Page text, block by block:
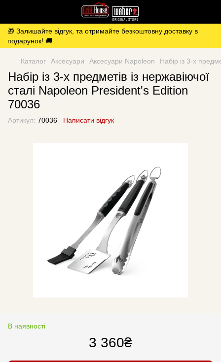
🎁 Залишайте відгук, та отримайте безкоштовну доставку в
подарунок! 🚚
Каталог Аксесуари Аксесуари Napoleon Набір із 3-х
Набір із 3-х предметів із нержавіючої
сталі Napoleon President's Edition
70036
Артикул: 70036 Написати відгук
В наявності
3 360₴